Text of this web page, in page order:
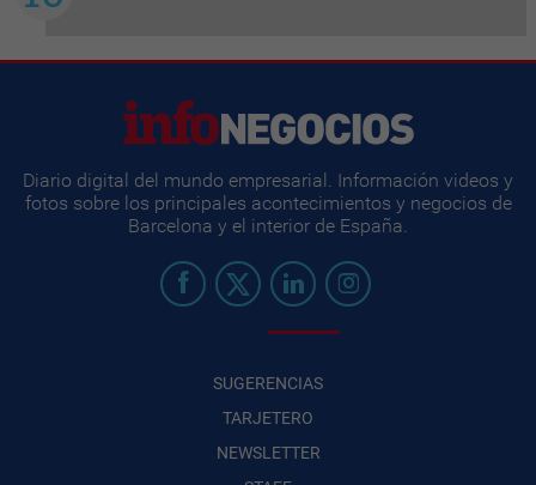
Diario digital del mundo empresarial. Información videos y
fotos sobre los principales acontecimientos y negocios de
Barcelona y el interior de España.
SUGERENCIAS
TARJETERO
NEWSLETTER